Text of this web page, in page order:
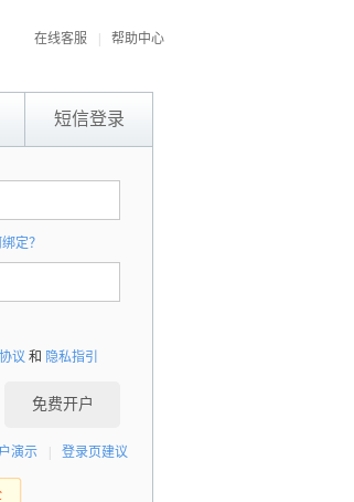
在线客服 帮助中心
短信登录
定？
议 和 隐私指引
免费开户
演示 登录页建议